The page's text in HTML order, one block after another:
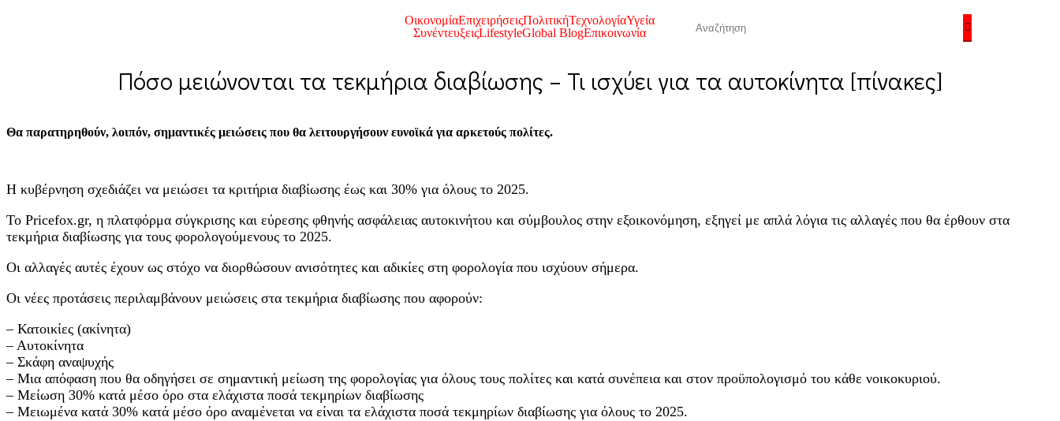
ΟικονομίαΕπιχειρήσειςΠολιτικήΤεχνολογίαΥγεία
ΣυνέντευξειςLifestyleGlobal BlogΕπικοινωνία
Πόσο μειώνονται τα τεκμήρια διαβίωσης – Τι ισχύει για τα αυτοκίνητα [πίνακες]
Θα παρατηρηθούν, λοιπόν, σημαντικές μειώσεις που θα λειτουργήσουν ευνοϊκά για αρκετούς πολίτες.
Η κυβέρνηση σχεδιάζει να μειώσει τα κριτήρια διαβίωσης έως και 30% για όλους το 2025.
Το Pricefox.gr, η πλατφόρμα σύγκρισης και εύρεσης φθηνής ασφάλειας αυτοκινήτου και σύμβουλος στην εξοικονόμηση, εξηγεί με απλά λόγια τις αλλαγές που θα έρθουν στα
τεκμήρια διαβίωσης για τους φορολογούμενους το 2025.
Οι αλλαγές αυτές έχουν ως στόχο να διορθώσουν ανισότητες και αδικίες στη φορολογία που ισχύουν σήμερα.
Οι νέες προτάσεις περιλαμβάνουν μειώσεις στα τεκμήρια διαβίωσης που αφορούν:
– Κατοικίες (ακίνητα)
– Αυτοκίνητα
– Σκάφη αναψυχής
– Μια απόφαση που θα οδηγήσει σε σημαντική μείωση της φορολογίας για όλους τους πολίτες και κατά συνέπεια και στον προϋπολογισμό του κάθε νοικοκυριού.
– Μείωση 30% κατά μέσο όρο στα ελάχιστα ποσά τεκμηρίων διαβίωσης
– Μειωμένα κατά 30% κατά μέσο όρο αναμένεται να είναι τα ελάχιστα ποσά τεκμηρίων διαβίωσης για όλους το 2025.